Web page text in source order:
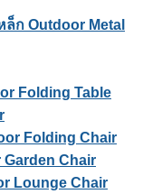
ล็ก Outdoor Metal
Folding Table
Folding Chair
Garden Chair
Lounge Chair